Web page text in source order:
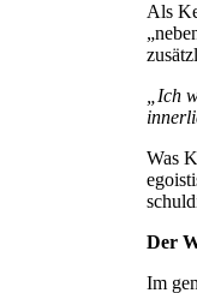
Als
„Ich
Was
Der
Im